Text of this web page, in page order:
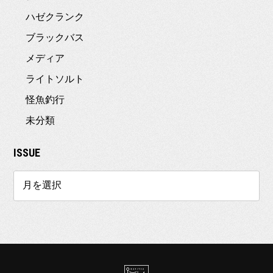
ハゼクランク
ブラックバス
メディア
ライトソルト
怪魚釣行
未分類
ISSUE